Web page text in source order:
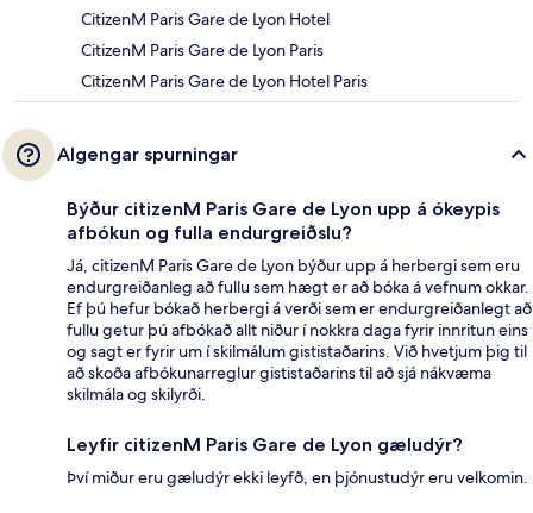
CitizenM Paris Gare de Lyon Hotel
CitizenM Paris Gare de Lyon Paris
CitizenM Paris Gare de Lyon Hotel Paris
Algengar spurningar
Býður citizenM Paris Gare de Lyon upp á ókeypis
afbókun og fulla endurgreiðslu?
Já, citizenM Paris Gare de Lyon býður upp á herbergi sem eru
endurgreiðanleg að fullu sem hægt er að bóka á vefnum okkar.
Ef þú hefur bókað herbergi á verði sem er endurgreiðanlegt að
fullu getur þú afbókað allt niður í nokkra daga fyrir innritun eins
og sagt er fyrir um í skilmálum gististaðarins. Við hvetjum þig til
að skoða afbókunarreglur gististaðarins til að sjá nákvæma
skilmála og skilyrði.
Leyfir citizenM Paris Gare de Lyon gæludýr?
Því miður eru gæludýr ekki leyfð, en þjónustudýr eru velkomin.